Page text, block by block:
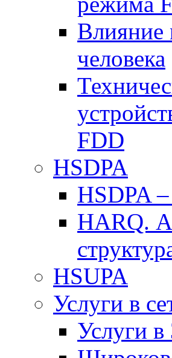
Влияние
человека
FDD
HSDPA
HSDPA
HARQ.
HSUPA
Услуги в
Услуги в